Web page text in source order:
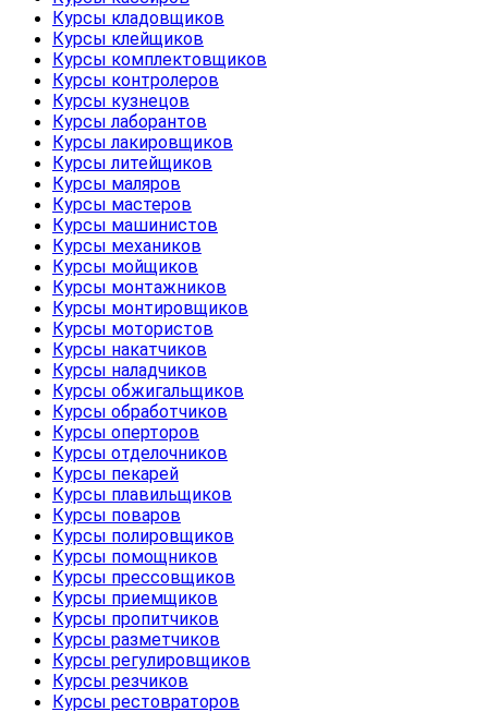
Курсы кладовщиков
Курсы клейщиков
Курсы комплектовщиков
Курсы контролеров
Курсы кузнецов
Курсы лаборантов
Курсы лакировщиков
Курсы литейщиков
Курсы маляров
Курсы мастеров
Курсы машинистов
Курсы механиков
Курсы мойщиков
Курсы монтажников
Курсы монтировщиков
Курсы мотористов
Курсы накатчиков
Курсы наладчиков
Курсы обжигальщиков
Курсы обработчиков
Курсы оперторов
Курсы отделочников
Курсы пекарей
Курсы плавильщиков
Курсы поваров
Курсы полировщиков
Курсы помощников
Курсы прессовщиков
Курсы приемщиков
Курсы пропитчиков
Курсы разметчиков
Курсы регулировщиков
Курсы резчиков
Курсы рестовраторов